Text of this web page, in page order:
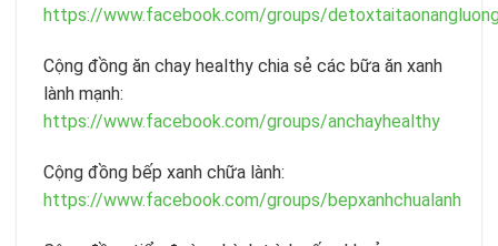
https://www.facebook.com/groups/
Cộng đồng ăn chay healthy chia sẻ các bữa ăn xanh
lành mạnh:
https://www.facebook.com/groups/anchayhealthy
Cộng đồng bếp xanh chữa lành:
https://www.facebook.com/groups/bepxanhchualanh